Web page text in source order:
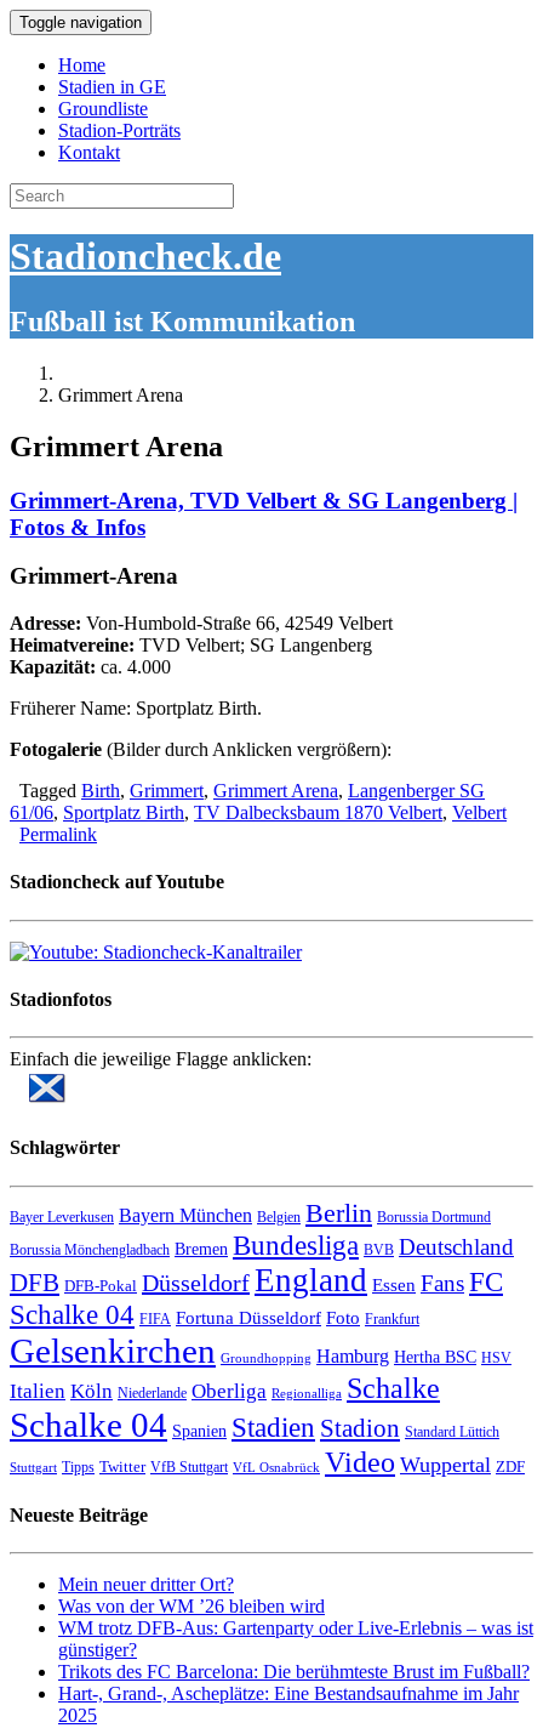
Toggle navigation
Home
Stadien in GE
Groundliste
Stadion-Porträts
Kontakt
Search
for:
Stadioncheck.de
Fußball ist Kommunikation
Grimmert Arena
Grimmert Arena
Grimmert-Arena, TVD Velbert & SG Langenberg |
Fotos & Infos
Grimmert-Arena
Adresse: Von-Humbold-Straße 66, 42549 Velbert
Heimatvereine: TVD Velbert; SG Langenberg
Kapazität: ca. 4.000
Früherer Name: Sportplatz Birth.
Fotogalerie (Bilder durch Anklicken vergrößern):
Tagged Birth, Grimmert, Grimmert Arena, Langenberger SG
61/06, Sportplatz Birth, TV Dalbecksbaum 1870 Velbert, Velbert
Permalink
Stadioncheck auf Youtube
Stadionfotos
Einfach die jeweilige Flagge anklicken:
Schlagwörter
Bayer Leverkusen Bayern München Belgien Berlin Borussia Dortmund
Borussia Mönchengladbach Bremen Bundesliga BVB Deutschland
DFB DFB-Pokal DüsseldorfEngland Essen FansFC
Schalke 04 FIFA Fortuna Düsseldorf Foto Frankfurt
Gelsenkirchen Groundhopping Hamburg Hertha BSC HSV
Italien Köln Niederlande Oberliga Regionalliga Schalke
Schalke 04 Spanien Stadien Stadion Standard Lüttich
Stuttgart Tipps Twitter VfB Stuttgart VfL Osnabrück Video Wuppertal ZDF
Neueste Beiträge
Mein neuer dritter Ort?
Was von der WM ’26 bleiben wird
WM trotz DFB-Aus: Gartenparty oder Live-Erlebnis – was ist
günstiger?
Trikots des FC Barcelona: Die berühmteste Brust im Fußball?
Hart-, Grand-, Ascheplätze: Eine Bestandsaufnahme im Jahr
2025